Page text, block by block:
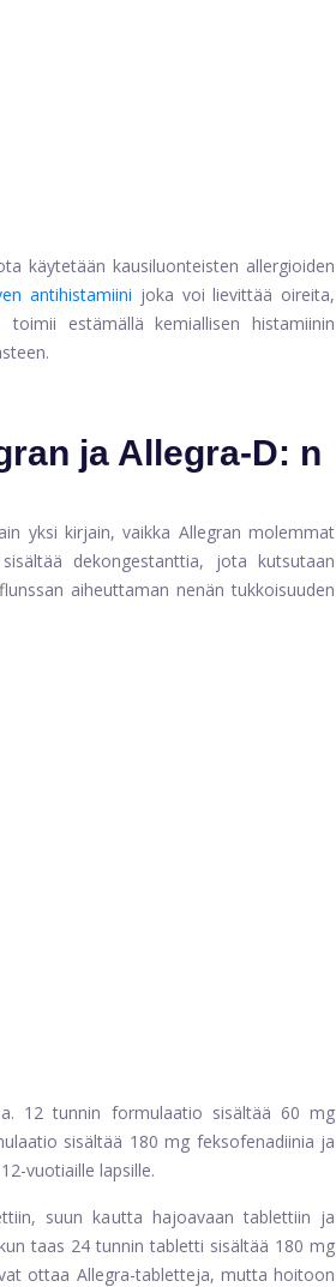
käytetään kausiluonteisten allergioiden
antihistamiini joka voi lievittää oireita,
estämällä kemiallisen histamiinin
ja Allegra-D: n
yksi kirjain, vaikka Allegran molemmat
dekongestanttia, jota kutsutaan
aiheuttaman nenän tukkoisuuden
12 tunnin formulaatio sisältää 60 mg
sisältää 180 mg feksofenadiinia ja
vuotiaille lapsille.
suun kautta hajoavaan tablettiin ja
taas 24 tunnin tabletti sisältää 180 mg
ottaa Allegra-tabletteja, mutta hoitoon